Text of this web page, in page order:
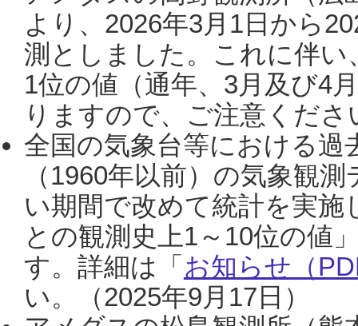
より、2026年3月1日から
測としました。これに伴い
1位の値（通年、3月及び4
りますので、ご注意くだ
全国の気象台等における過
（1960年以前）の気象観
い期間で改めて統計を実
との観測史上1～10位の値
す。詳細は「 お知らせ（
い。（2025年9月17日）